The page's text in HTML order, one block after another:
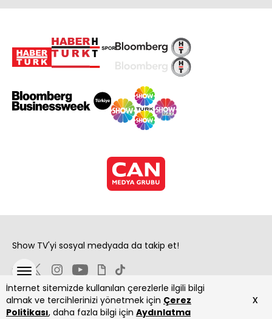
İnternet sitemizde kullanılan çerezlerle ilgili bilgi
almak ve tercihlerinizi yönetmek için Çerez
Politikası, daha fazla bilgi için Aydınlatma
x
Show TV'yi sosyal medyada da takip et!